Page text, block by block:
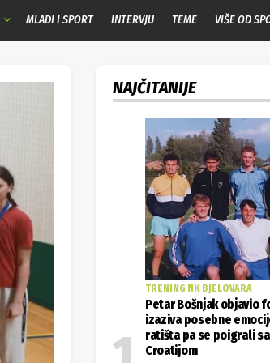
MLADI I SPORT INTERVJU TEME VIŠE OD
NAJČITANIJE
TRENING NK BJELOVARA
Petar Bošnjak objavio
izaziva posebne
ratišta pa se poigrali
Croatijom